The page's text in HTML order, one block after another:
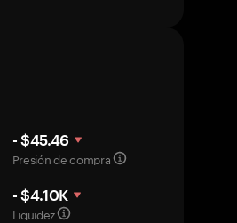
- $45.46
Presión de compra
- $4.10K
Liquidez